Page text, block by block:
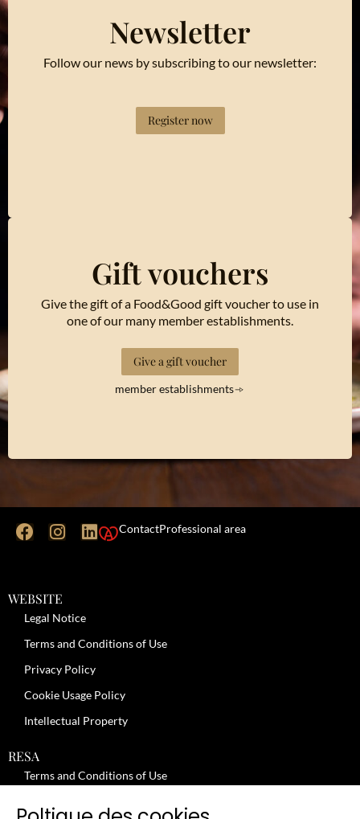
Newsletter
Follow our news by subscribing to our newsletter:
Register now
Gift vouchers
Give the gift of a Food&Good gift voucher to use in
one of our many member establishments.
Give a gift voucher
member establishments
ContactProfessional area
WEBSITE
Legal Notice
Terms and Conditions of Use
Privacy Policy
Cookie Usage Policy
Intellectual Property
RESA
Terms and Conditions of Use